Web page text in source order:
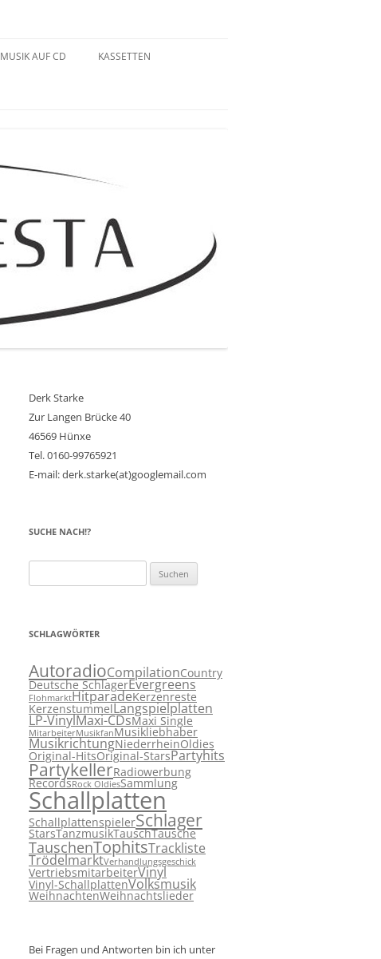
MUSIK AUF CD KASSETTEN
Derk Starke
Zur Langen Brücke 40
46569 Hünxe
Tel. 0160-99765921
E-mail: derk.starke(at)googlemail.com
SUCHE NACH!?
nach:
SCHLAGWÖRTER
AutoradioCompilationCountry
Deutsche SchlagerEvergreens
FlohmarktHitparadeKerzenreste
KerzenstummelLangspielplatten
LP-VinylMaxi-CDsMaxi Single
MitarbeiterMusikfanMusikliebhaber
MusikrichtungNiederrheinOldies
Original-HitsOriginal-StarsPartyhits
PartykellerRadiowerbung
RecordsRock OldiesSammlung
Schallplatten
SchallplattenspielerSchlager
StarsTanzmusikTauschTausche
TauschenTophitsTrackliste
TrödelmarktVerhandlungsgeschick
VertriebsmitarbeiterVinyl
Vinyl-SchallplattenVolksmusik
WeihnachtenWeihnachtslieder
Bei Fragen und Antworten bin ich unter